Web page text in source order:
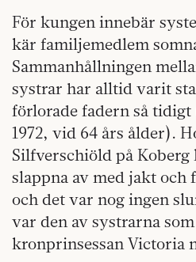
För kungen innebär
kär familjemedlem
Sammanhållningen
systrar har alltid varit
förlorade fadern så
1972, vid 64 års ålder).
Silfverschiöld på Koberg
slappna av med jakt
och det var nog ingen
var den av systrarna
kronprinsessan Victoria